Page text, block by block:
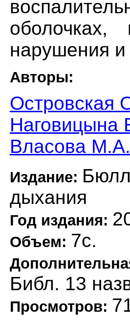
оболочках,
нарушения и
Авторы:
Островская
Наговицына
Власова М.А.
Издание:
дыхания
Год издания:
Объем: 7с.
Библ. 13
Просмотров: